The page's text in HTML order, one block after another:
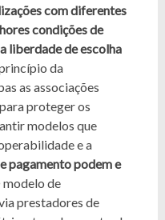
com diferentes
condições de
liberdade de escolha
da
as associações
proteger os
modelos que
e a
pagamento podem e
modelo de
prestadores de